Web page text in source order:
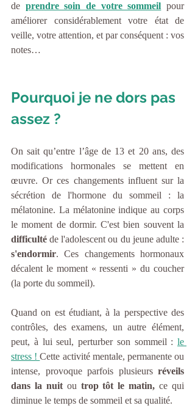
de prendre soin de votre sommeil pour
améliorer considérablement votre état de
veille, votre attention, et par conséquent : vos
notes…
Pourquoi je ne dors pas
assez ?
On sait qu’entre l’âge de 13 et 20 ans, des
modifications hormonales se mettent en
œuvre. Or ces changements influent sur la
sécrétion de l'hormone du sommeil : la
mélatonine. La mélatonine indique au corps
difficulté
s'endormir. Ces changements hormonaux
décalent le moment « ressenti » du coucher
(la porte du sommeil).
Quand on est étudiant, à la perspective des
contrôles, des examens, un autre élément,
peut, à lui seul, perturber son sommeil : le
stress ! Cette activité mentale, permanente ou
intense, provoque parfois plusieurs réveils
dans la nuit ou trop tôt le matin, ce qui
diminue le temps de sommeil et sa qualité.